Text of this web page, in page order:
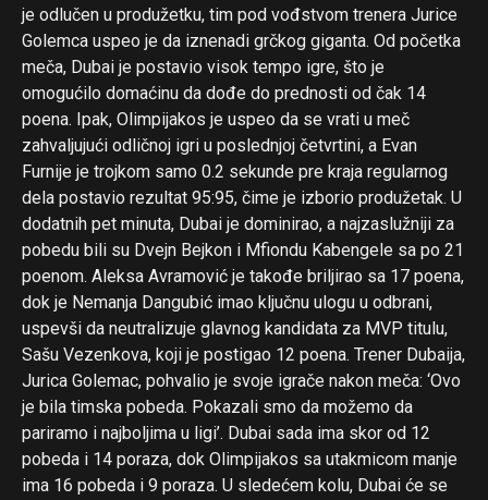
je odlučen u produžetku, tim pod vođstvom trenera Jurice
Golemca uspeo je da iznenadi grčkog giganta. Od početka
meča, Dubai je postavio visok tempo igre, što je
omogućilo domaćinu da dođe do prednosti od čak 14
poena. Ipak, Olimpijakos je uspeo da se vrati u meč
zahvaljujući odličnoj igri u poslednjoj četvrtini, a Evan
Furnije je trojkom samo 0.2 sekunde pre kraja regularnog
dela postavio rezultat 95:95, čime je izborio produžetak. U
dodatnih pet minuta, Dubai je dominirao, a najzaslužniji za
pobedu bili su Dvejn Bejkon i Mfiondu Kabengele sa po 21
poenom. Aleksa Avramović je takođe briljirao sa 17 poena,
dok je Nemanja Dangubić imao ključnu ulogu u odbrani,
uspevši da neutralizuje glavnog kandidata za MVP titulu,
Sašu Vezenkova, koji je postigao 12 poena. Trener Dubaija,
Jurica Golemac, pohvalio je svoje igrače nakon meča: ‘Ovo
je bila timska pobeda. Pokazali smo da možemo da
pariramo i najboljima u ligi’. Dubai sada ima skor od 12
pobeda i 14 poraza, dok Olimpijakos sa utakmicom manje
ima 16 pobeda i 9 poraza. U sledećem kolu, Dubai će se